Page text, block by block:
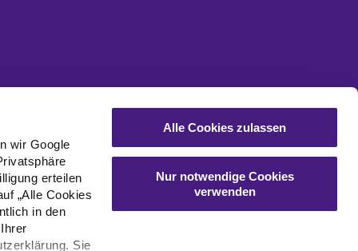
wir Google
erteilen
„Alle Cookies
in den
Sie
Alle Cookies zulassen
Nur notwendige Cookies
verwenden